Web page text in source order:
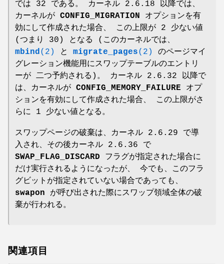
では 32 である。 カーネル 2.6.18 以降では、
カーネルが CONFIG_MIGRATION オプションを有
効にして作成された場合、 この上限が 2 少ない値
(つまり 30) となる (このカーネルでは、
mbind(2) と migrate_pages(2)
のページマイ
グレーション機能用にスワップテーブルのエントリ
ーが 二つ予約される)。 カーネル 2.6.32 以降で
は、カーネルが CONFIG_MEMORY_FAILURE オプ
ションを有効にして作成された場合、 この上限がさ
らに 1 少ない値となる。
スワップページの破棄は、カーネル 2.6.29 で導
入され、その後カーネル 2.6.36 で
SWAP_FLAG_DISCARD フラグが指定された場合に
だけ実行されるようになったが、 今でも、このフラ
グビットが指定されていない場合であっても、
swapon が呼び出された際にスワップ領域全体の破
棄が行われる。
関連項目